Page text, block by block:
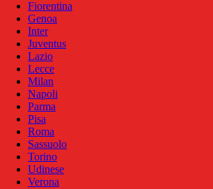
Fiorentina
Genoa
Inter
Juventus
Lazio
Lecce
Milan
Napoli
Parma
Pisa
Roma
Sassuolo
Torino
Udinese
Verona